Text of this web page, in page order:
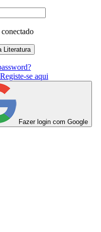
se aqui
Fazer login com Google